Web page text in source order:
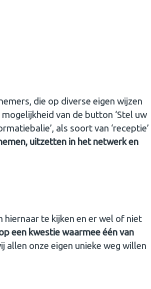
die op diverse eigen wijzen
van de button ‘Stel uw
als soort van ‘receptie’
uitzetten in het netwerk en
hiernaar te kijken en er wel of niet
een kwestie waarmee één van
allen onze eigen unieke weg willen